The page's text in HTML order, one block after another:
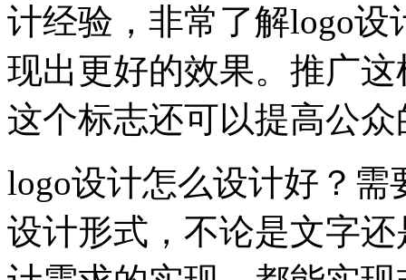
计经验，非常了解logo
现出更好的效果。推广
这个标志还可以提高公
logo设计怎么设计好？
设计形式，不论是文字